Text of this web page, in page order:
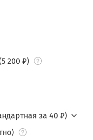
200 ₽)
за 40 ₽)